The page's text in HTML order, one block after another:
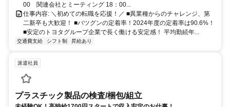
00 関連会社とミーティング 18：00...
仕事内容: ＼初めての転職を応援！／ ■異業種からのチャレンジ、第
二新卒も大歓迎！ ■バツグンの定着率！2024年度の定着率は90.6%！
■安定のトヨタグループ企業で長く働ける安定感！ 平均勤続年...
交通費支給 シフト制 昇給あり
派遣社員
プラスチック製品の検査/梱包/組立